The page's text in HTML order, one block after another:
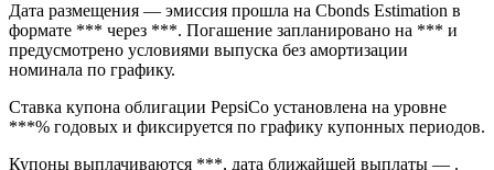
Дата размещения — эмиссия прошла на Cbonds Estimation в
формате *** через ***. Погашение запланировано на *** и
предусмотрено условиями выпуска без амортизации
номинала по графику.
Ставка купона облигации PepsiCo установлена на уровне
***% годовых и фиксируется по графику купонных периодов.
Купоны выплачиваются ***, дата ближайшей выплаты — .